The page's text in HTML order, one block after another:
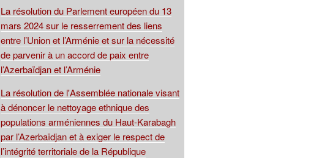
La résolution du Parlement européen du 13
mars 2024 sur le resserrement des liens
entre l’Union et l’Arménie et sur la nécessité
de parvenir à un accord de paix entre
l’Azerbaïdjan et l’Arménie
La résolution de l'Assemblée nationale visant
à dénoncer le nettoyage ethnique des
populations arméniennes du Haut-Karabagh
par l’Azerbaïdjan et à exiger le respect de
l’intégrité territoriale de la République